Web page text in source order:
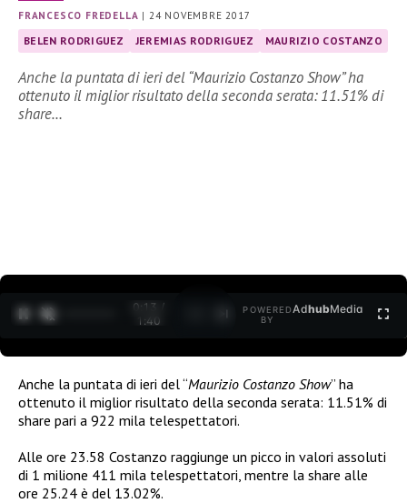
FRANCESCO FREDELLA | 24 NOVEMBRE 2017
BELEN RODRIGUEZ JEREMIAS RODRIGUEZ MAURIZIO COSTANZO
Anche la puntata di ieri del “Maurizio Costanzo Show” ha
ottenuto il miglior risultato della seconda serata: 11.51% di
share…
0:14 /
1:40
POWERED
BY
AdhubMedia
Anche la puntata di ieri del “Maurizio Costanzo Show” ha
ottenuto il miglior risultato della seconda serata: 11.51% di
share pari a 922 mila telespettatori.
Alle ore 23.58 Costanzo raggiunge un picco in valori assoluti
di 1 milione 411 mila telespettatori, mentre la share alle
ore 25.24 è del 13.02%.